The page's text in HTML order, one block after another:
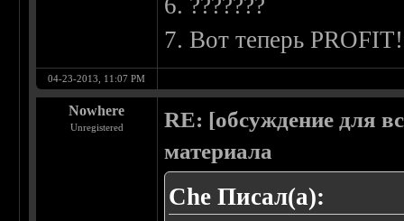
6. ???????
7. Вот теперь
04-23-2013, 11:07 PM
Nowhere
Unregistered
RE: [обсуждение для
материала
Che Писал(а):